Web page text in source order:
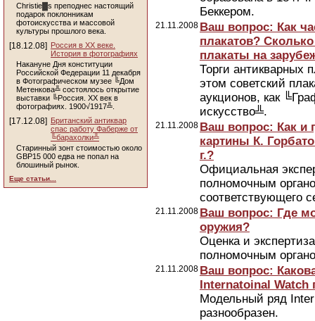
Christie▓s преподнес настоящий
подарок поклонникам
фотоискусства и массовой
культуры прошлого века.
[18.12.08] Россия в ХХ веке.
История в фотографиях
Накануне Дня конституции
Российской Федерации 11 декабря
в Фотографическом музее ╚Дом
Метенкова╩ состоялось открытие
выставки ╚Россия. ХХ век в
фотографиях. 1900√1917╩.
[17.12.08] Британский антиквар
спас работу Фаберже от
╚барахолки╩
Старинный зонт стоимостью около
GBP15 000 едва не попал на
блошиный рынок.
Еще статьи...
Беккером.
21.11.2008 Ваш вопрос: Как
плакатов?
плакаты на
Торги антикварных
этом советский
аукционов, как
искусство╩.
21.11.2008 Ваш вопрос: Как и
картины К.
г.?
Официальная
полномочным
соответствующего
21.11.2008 Ваш вопрос: Где
оружия?
Оценка и
полномочным
21.11.2008 Ваш вопрос:
Internatoinal Watch
Модельный ряд
разнообразен.